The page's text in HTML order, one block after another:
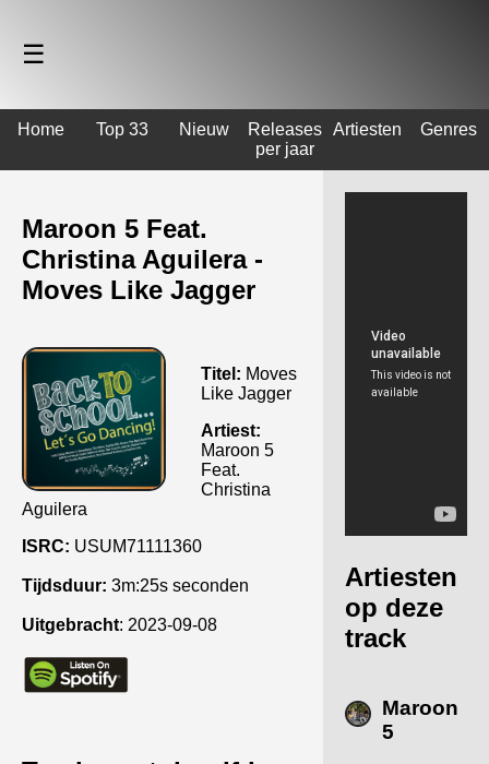
☰
Home Top 33 Nieuw
Releases
per jaar
Artiesten Genres
Maroon 5 Feat.
Christina Aguilera -
Moves Like Jagger
Titel: Moves
Like Jagger
Artiest:
Maroon 5
Feat.
Christina
Aguilera
ISRC: USUM71111360
Tijdsduur: 3m:25s seconden
Uitgebracht: 2023-09-08
Artiesten
op deze
track
Maroon
5